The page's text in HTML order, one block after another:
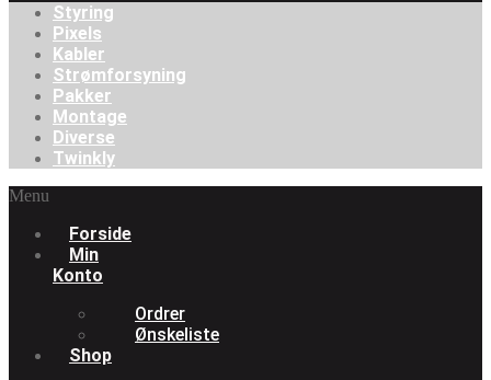
Styring
Pixels
Kabler
Strømforsyning
Pakker
Montage
Diverse
Twinkly
Menu
Forside
Min
Konto
Ordrer
Ønskeliste
Shop